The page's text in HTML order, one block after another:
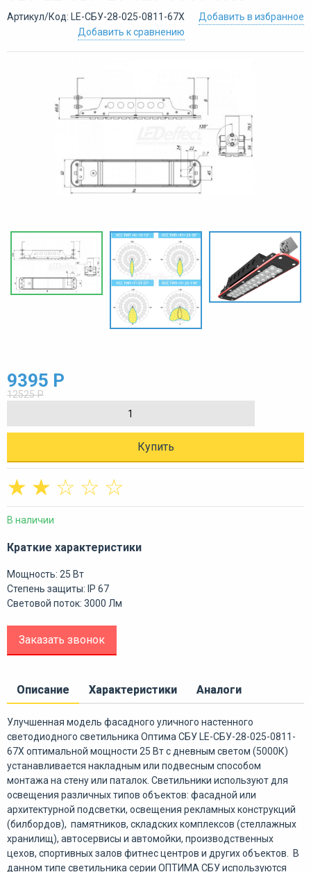
Артикул/Код: LE-СБУ-28-025-0811-67Х
Добавить в избранное
Добавить к сравнению
9395 Р
12525 Р
Купить
☆
☆
☆
☆
☆
В наличии
Краткие характеристики
Мощность: 25 Вт
Степень защиты: IP 67
Световой поток: 3000 Лм
Заказать звонок
Описание Характеристики Аналоги
Улучшенная модель фасадного уличного настенного
светодиодного светильника Оптима СБУ LE-СБУ-28-025-0811-
67Х оптимальной мощности 25 Вт с дневным светом (5000К)
устанавливается накладным или подвесным способом
монтажа на стену или паталок. Светильники используют для
освещения различных типов объектов: фасадной или
архитектурной подсветки, освещения рекламных конструкций
(билбордов), памятников, складских комплексов (стеллажных
хранилищ), автосервисы и автомойки, производственных
цехов, спортивных залов фитнес центров и других объектов. В
данном типе светильника серии ОПТИМА СБУ используются